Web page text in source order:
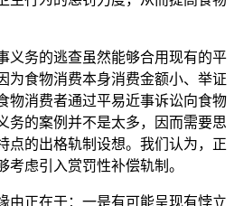
务的逃查虽然能够合用现有的平
为食物消费本身消费金额小、举证
物消费者通过平易近事诉讼向食物
务的案例并不是太多，因而需要思
点的出格轨制设想。我们认为，正
虑引入赏罚性补偿轨制。
正在于：一是有可能呈现有悖立